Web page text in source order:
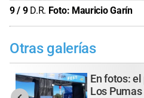
9/ 9 D.R. Foto: Mauricio Garín
Otras galerías
En fotos:
Los